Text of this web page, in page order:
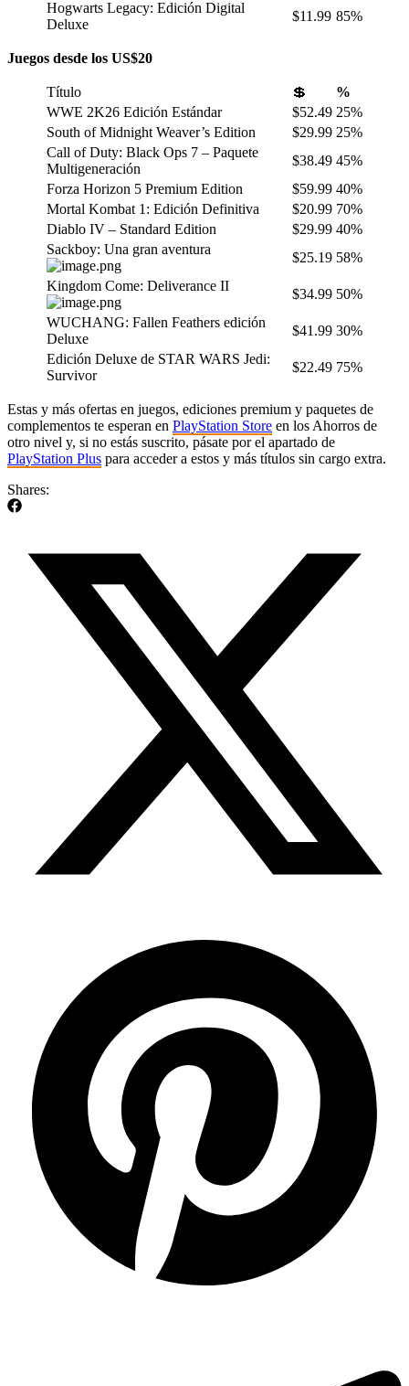
Hogwarts Legacy: Edición Digital
Deluxe
$11.99 85%
Juegos desde los US$20
Título 💲
%
WWE 2K26 Edición Estándar
$52.49 25%
South of Midnight Weaver’s Edition
$29.99 25%
Call of Duty: Black Ops 7 – Paquete
Multigeneración
$38.49 45%
Forza Horizon 5 Premium Edition
$59.99 40%
Mortal Kombat 1: Edición Definitiva
$20.99 70%
Diablo IV – Standard Edition
$29.99 40%
Sackboy: Una gran aventura
$25.19 58%
Kingdom Come: Deliverance II
$34.99 50%
WUCHANG: Fallen Feathers edición
Deluxe
$41.99 30%
Edición Deluxe de STAR WARS Jedi:
Survivor
$22.49 75%
Estas y más ofertas en juegos, ediciones premium y paquetes de
complementos te esperan en PlayStation Store en los Ahorros de
otro nivel y, si no estás suscrito, pásate por el apartado de
PlayStation Plus para acceder a estos y más títulos sin cargo extra.
Shares: